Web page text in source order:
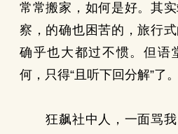
常常搬家，如何是好。其
察，的确也困苦的，旅行
确乎也大都过不惯。但语
何，只得“且听下回分解”了。
狂飙社中人，一面骂我